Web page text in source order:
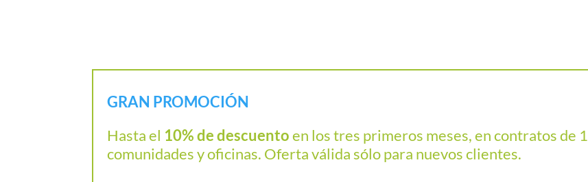
GRAN PROMOCIÓN
Hasta el 10% de descuentoen los tres primeros meses, en contratos de
comunidades y oficinas. Oferta válida sólo para nuevos clientes.